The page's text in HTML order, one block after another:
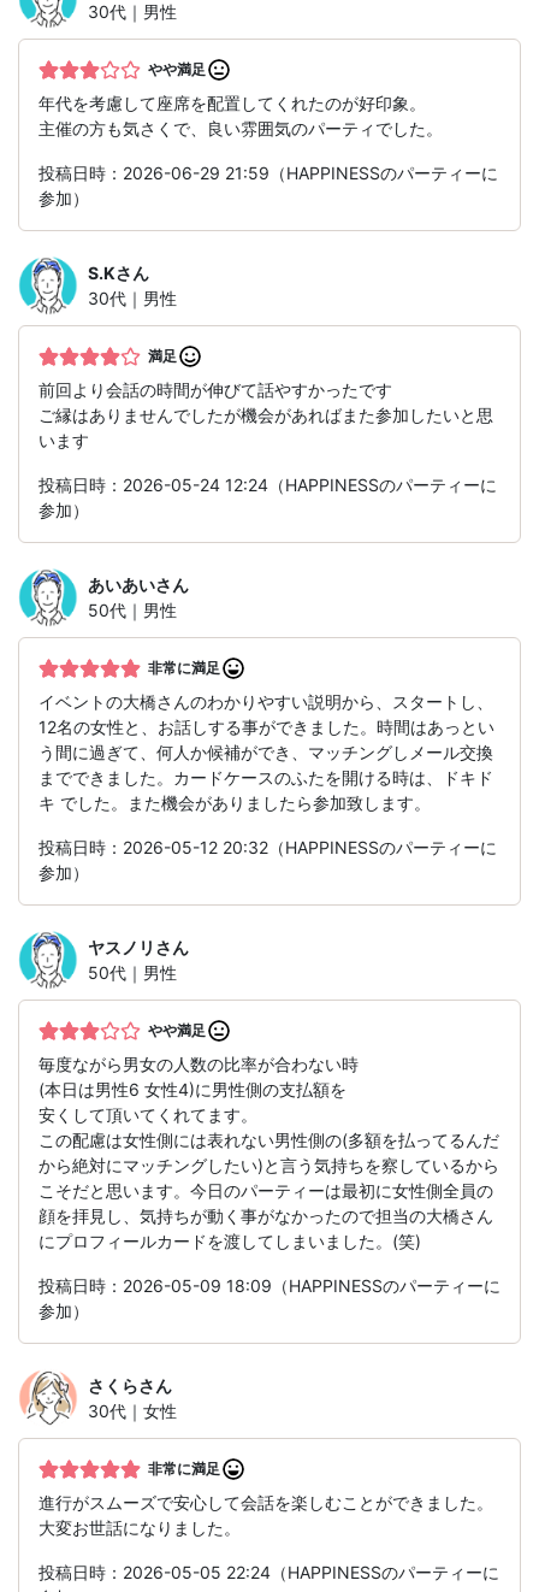
30代｜男性
やや満足
年代を考慮して座席を配置してくれたのが好印象。
主催の方も気さくで、良い雰囲気のパーティでした。
投稿日時：2026-06-29 21:59（HAPPINESSのパーティーに
参加）
S.Kさん
30代｜男性
満足
前回より会話の時間が伸びて話やすかったです
ご縁はありませんでしたが機会があればまた参加したいと思
います
投稿日時：2026-05-24 12:24（HAPPINESSのパーティーに
参加）
あいあいさん
50代｜男性
非常に満足
イベントの大橋さんのわかりやすい説明から、スタートし、
12名の女性と、お話しする事ができました。時間はあっとい
う間に過ぎて、何人か候補ができ、マッチングしメール交換
までできました。カードケースのふたを開ける時は、ドキド
キ でした。また機会がありましたら参加致します。
投稿日時：2026-05-12 20:32（HAPPINESSのパーティーに
参加）
ヤスノリ さん
50代｜男性
やや満足
毎度ながら男女の人数の比率が合わない時
(本日は男性6 女性4)に男性側の支払額を
安くして頂いてくれてます。
この配慮は女性側には表れない男性側の(多額を払ってるんだ
から絶対にマッチングしたい)と言う気持ちを察しているから
こそだと思います。今日のパーティーは最初に女性側全員の
顔を拝見し、気持ちが動く事がなかったので担当の大橋さん
にプロフィールカードを渡してしまいました。(笑)
投稿日時：2026-05-09 18:09（HAPPINESSのパーティーに
参加）
さくらさん
30代｜女性
非常に満足
進行がスムーズで安心して会話を楽しむことができました。
大変お世話になりました。
投稿日時：2026-05-05 22:24（HAPPINESSのパーティーに